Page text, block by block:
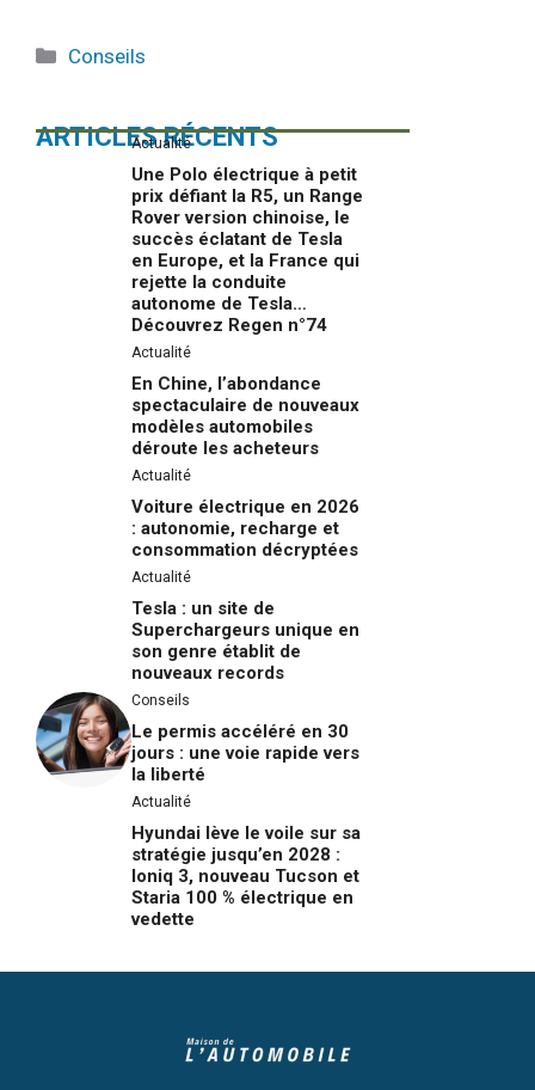
Catégories
Conseils
ARTICLES RÉCENTS
Actualité
Une Polo électrique à petit
prix défiant la R5, un Range
Rover version chinoise, le
succès éclatant de Tesla
en Europe, et la France qui
rejette la conduite
autonome de Tesla…
Découvrez Regen n°74
Actualité
En Chine, l’abondance
spectaculaire de nouveaux
modèles automobiles
déroute les acheteurs
Actualité
Voiture électrique en 2026
: autonomie, recharge et
consommation décryptées
Actualité
Tesla : un site de
Superchargeurs unique en
son genre établit de
nouveaux records
Conseils
Le permis accéléré en 30
jours : une voie rapide vers
la liberté
Actualité
Hyundai lève le voile sur sa
stratégie jusqu’en 2028 :
Ioniq 3, nouveau Tucson et
Staria 100 % électrique en
vedette